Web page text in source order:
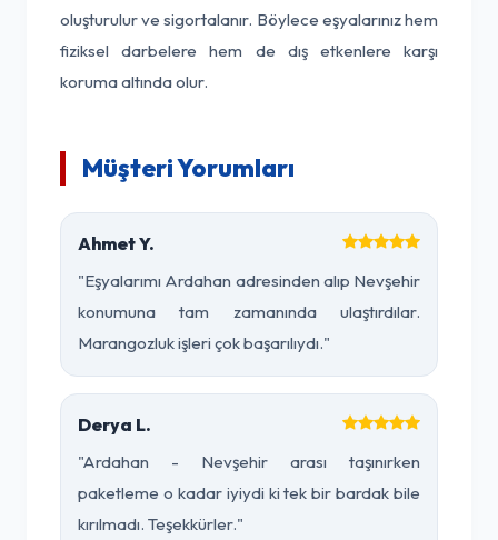
oluşturulur ve sigortalanır. Böylece eşyalarınız hem
fiziksel darbelere hem de dış etkenlere karşı
koruma altında olur.
Müşteri Yorumları
Ahmet Y.
"Eşyalarımı Ardahan adresinden alıp Nevşehir
konumuna tam zamanında ulaştırdılar.
Marangozluk işleri çok başarılıydı."
Derya L.
"Ardahan - Nevşehir arası taşınırken
paketleme o kadar iyiydi ki tek bir bardak bile
kırılmadı. Teşekkürler."